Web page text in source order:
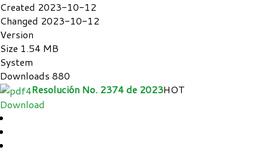
Created 2023-10-12
Changed 2023-10-12
Version
Size 1.54 MB
System
Downloads 880
Resolución No. 2374 de 2023HOT
Download